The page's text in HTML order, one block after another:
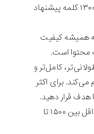
Searchmetrics بین ۱۱۰۰ تا ۱۳۰۰ کلمه پیشنهاد
همیشه کیفیت
محتوا است.
کامل‌تر و
برای اکثر
۱۱۰۰ کلمه را هدف قرار دهید.
برای پست‌های سنگین‌تر حداقل بین ۱۵۰۰ تا